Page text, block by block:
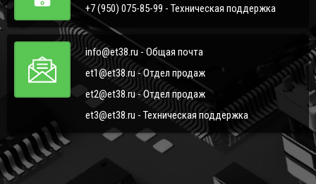
+7 (950) 075-85-99 - Техническая поддержка
info@et38.ru - Общая почта
et1@et38.ru - Отдел продаж
et2@et38.ru - Отдел продаж
et3@et38.ru - Техническая поддержка